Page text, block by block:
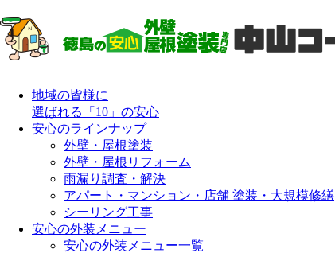
地域の皆様に
選ばれる「10」の安心
安心のラインナップ
外壁・屋根塗装
外壁・屋根リフォーム
雨漏り調査・解決
アパート・マンション・店舗 塗装・大規模修繕
シーリング工事
安心の外装メニュー
安心の外装メニュー一覧